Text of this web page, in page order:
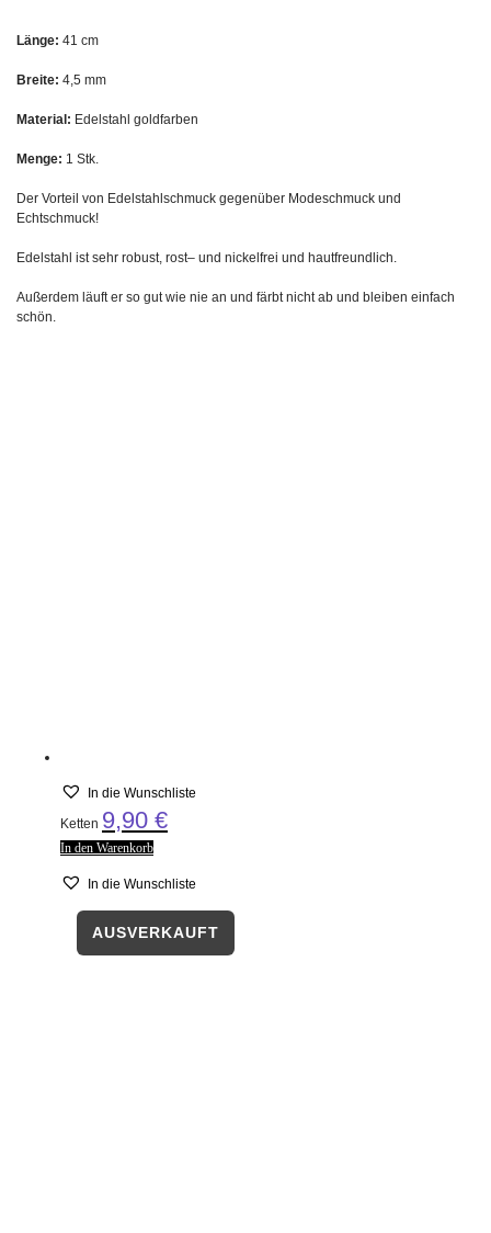
Länge: 41 cm
Breite: 4,5 mm
Material: Edelstahl goldfarben
Menge: 1 Stk.
Der Vorteil von Edelstahlschmuck gegenüber Modeschmuck und
Echtschmuck!
Edelstahl ist sehr robust, rost– und nickelfrei und hautfreundlich.
Außerdem läuft er so gut wie nie an und färbt nicht ab und bleiben einfach
schön.
In die Wunschliste
Ketten 9,90 €
In den Warenkorb
In die Wunschliste